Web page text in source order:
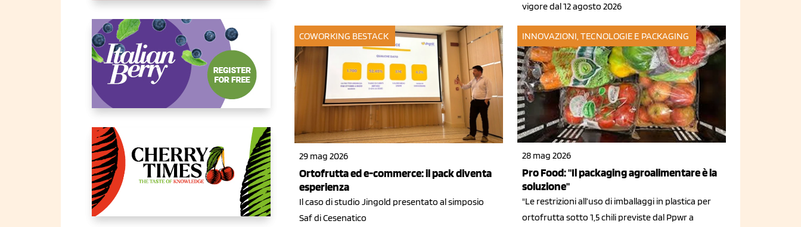
vigore dal 12 agosto 2026
COWORKING BESTACK
29 mag 2026
Ortofrutta ed e-commerce: il pack diventa
esperienza
Il caso di studio Jingold presentato al simposio
Saf di Cesenatico
INNOVAZIONI, TECNOLOGIE E PACKAGING
28 mag 2026
Pro Food: "Il packaging agroalimentare è la
soluzione"
"Le restrizioni all’uso di imballaggi in plastica per
ortofrutta sotto 1,5 chili previste dal Ppwr a